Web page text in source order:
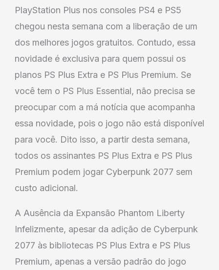
PlayStation Plus nos consoles PS4 e PS5
chegou nesta semana com a liberação de um
dos melhores jogos gratuitos. Contudo, essa
novidade é exclusiva para quem possui os
planos PS Plus Extra e PS Plus Premium. Se
você tem o PS Plus Essential, não precisa se
preocupar com a má notícia que acompanha
essa novidade, pois o jogo não está disponível
para você. Dito isso, a partir desta semana,
todos os assinantes PS Plus Extra e PS Plus
Premium podem jogar Cyberpunk 2077 sem
custo adicional.
A Ausência da Expansão Phantom Liberty
Infelizmente, apesar da adição de Cyberpunk
2077 às bibliotecas PS Plus Extra e PS Plus
Premium, apenas a versão padrão do jogo